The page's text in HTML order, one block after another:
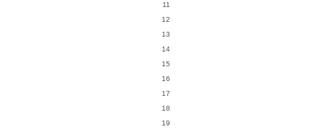
11
12
13
14
15
16
17
18
19